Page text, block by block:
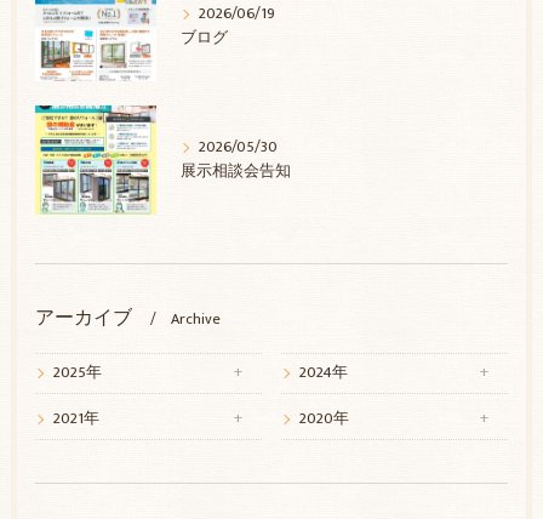
2026/06/19
ブログ
2026/05/30
展示相談会告知
アーカイブ Archive
2025年
2024年
2021年
2020年